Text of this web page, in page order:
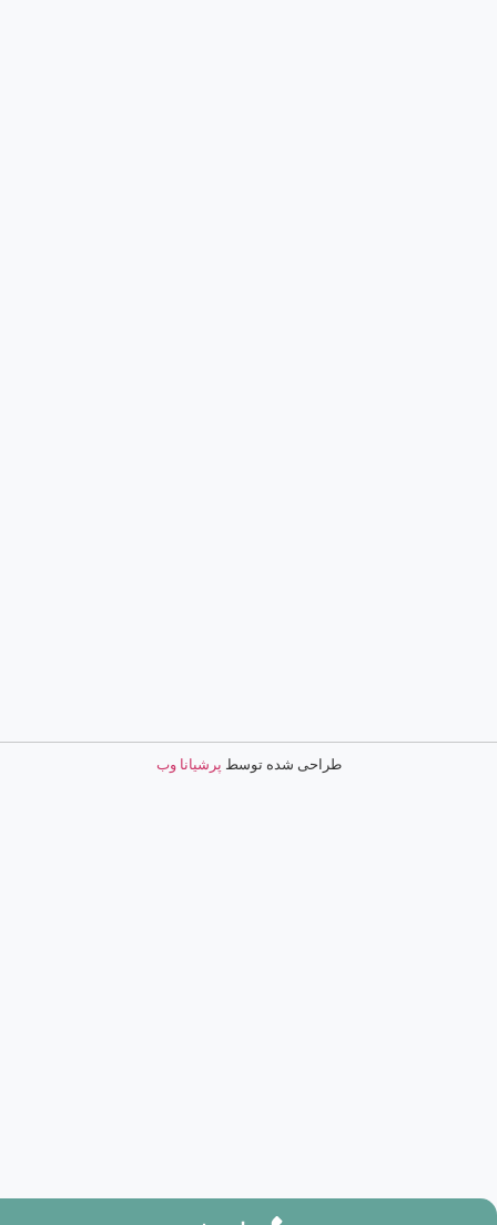
طراحی شده توسطپرشیانا وب